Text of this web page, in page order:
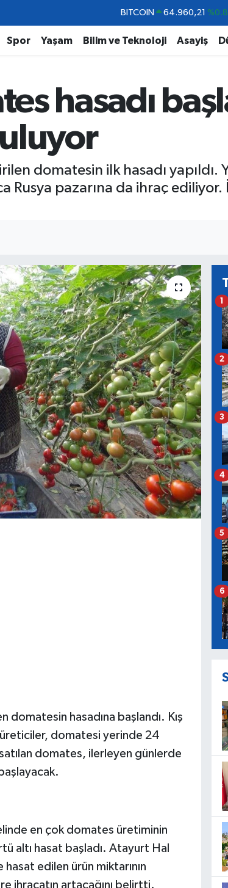
DOLAR 47,7436
EURO 55,2510
BİST100 13.779 %-
Spor Yaşam Bilim ve Teknoloji Asayiş
hasadı
domatesin ilk hasadı yapıldı.
Rusya pazarına da ihraç
hasadına başlandı. Kış
domatesi yerinde 24
domates, ilerleyen günlerde
en çok domates üretiminin
altı hasat başladı. Atayurt Hal
edilen ürün miktarının
ihracatın artacağını belirtti.
1
2
3
4
5
6